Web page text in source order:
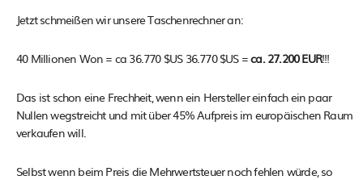
Jetzt schmeißen wir unsere Taschenrechner an:
40 Millionen Won = ca 36.770 $US 36.770 $US =ca. 27.200 EUR!!!
Das ist schon eine Frechheit, wenn ein Hersteller einfach ein paar
Nullen wegstreicht und mit über 45% Aufpreis im europäischen Raum
verkaufen will.
Selbst wenn beim Preis die Mehrwertsteuer noch fehlen würde, so